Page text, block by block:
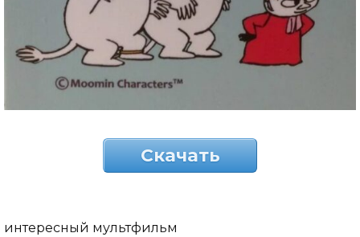
Скачать
интересный мультфильм